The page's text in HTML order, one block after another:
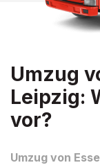
Umzug
Leipzig:
vor?
Umzug von